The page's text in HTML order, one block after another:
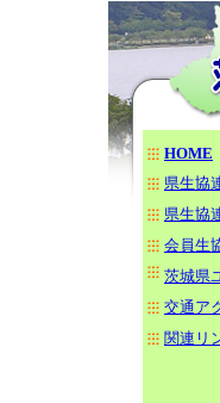
HOME
県生協
県生協
会員生
茨城県
交通ア
関連リ